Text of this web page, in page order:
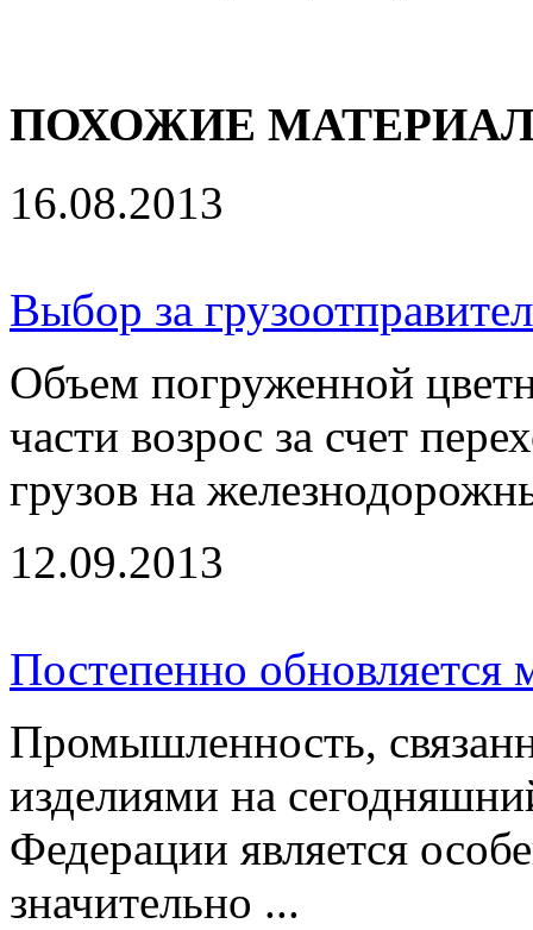
ПОХОЖИЕ
16.08.2013
Выбор за
Объем погруженной
части возрос за счет
грузов на
12.09.2013
Постепенно обновляется
Промышленность,
изделиями на
Федерации является
значительно ...